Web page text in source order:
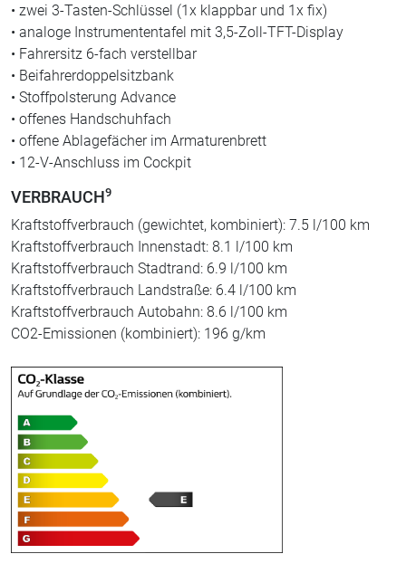
• zwei 3-Tasten-Schlüssel (1x klappbar und 1x fix)
• analoge Instrumententafel mit 3,5-Zoll-TFT-Display
• Fahrersitz 6-fach verstellbar
• Beifahrerdoppelsitzbank
• Stoffpolsterung Advance
• offenes Handschuhfach
• offene Ablagefächer im Armaturenbrett
• 12-V-Anschluss im Cockpit
VERBRAUCH9
Kraftstoffverbrauch (gewichtet, kombiniert): 7.5 l/100 km
Kraftstoffverbrauch Innenstadt: 8.1 l/100 km
Kraftstoffverbrauch Stadtrand: 6.9 l/100 km
Kraftstoffverbrauch Landstraße: 6.4 l/100 km
Kraftstoffverbrauch Autobahn: 8.6 l/100 km
CO2-Emissionen (kombiniert): 196 g/km